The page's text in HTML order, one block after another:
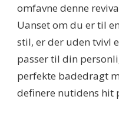
omfavne denne
Uanset om du er til
stil, er der uden tvivl
passer til din
perfekte badedragt
definere nutidens hit